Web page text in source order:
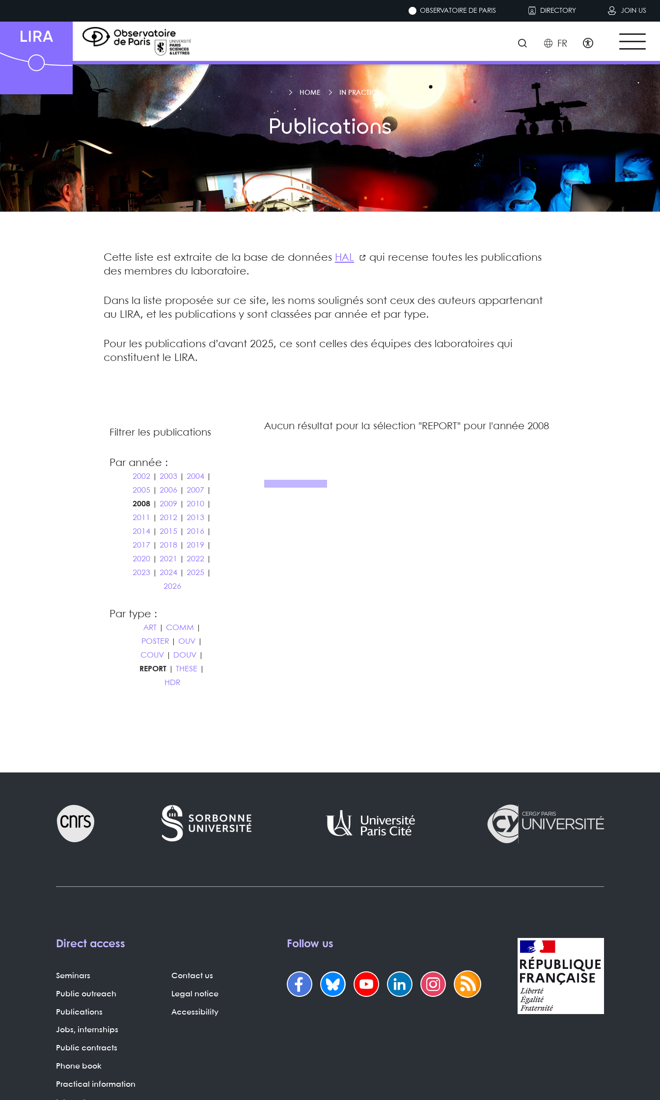
OBSERVATOIRE DE PARIS DIRECTORY JOIN US
FR
HOME IN PRACTICE
Publications
Cette liste est extraite de la base de données HAL
qui recense toutes les publications
des membres du laboratoire.
Dans la liste proposée sur ce site, les noms soulignés sont ceux des auteurs appartenant
au LIRA, et les publications y sont classées par année et par type.
Pour les publications d’avant 2025, ce sont celles des équipes des laboratoires qui
constituent le LIRA.
Filtrer les publications
Par année :
2002 |2003 |2004
2005 |2006 |2007
2008 |2009 |2010
2011
|2012 |2013
2014 |2015 |2016
2017 |2018 |2019
2020 |2021 |2022
2023 |2024 |2025
2026
Par type :
ART COMM
POSTER
OUV
COUV
DOUV
REPORT
THESE
HDR
Aucun résultat pour la sélection "REPORT" pour l'année 2008
Direct access
Seminars
Public outreach
Publications
Jobs, internships
Public contracts
Phone book
Practical information
Contact us
Legal notice
Accessibility
Follow us